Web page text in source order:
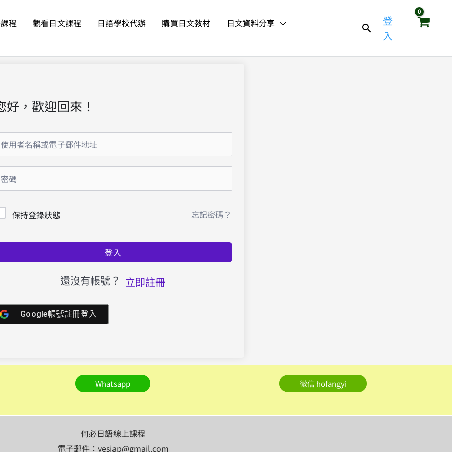
程 觀看日文課程 日語學校代辦 購買日文教材
日文資料分享
登
入
好，歡迎回來！
保持登錄狀態 忘記密碼？
登入
還沒有帳號？ 立即註冊
Google帳號註冊登入
Whatsapp 微信 hofangyi
何必日語線上課程
電子郵件：yesjap@gmail.com